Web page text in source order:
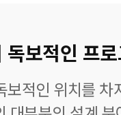
독보적인 프
보적인 위치를 차